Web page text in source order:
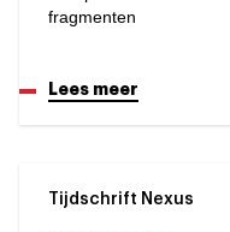
fragmenten
Lees meer
Tijdschrift Nexus